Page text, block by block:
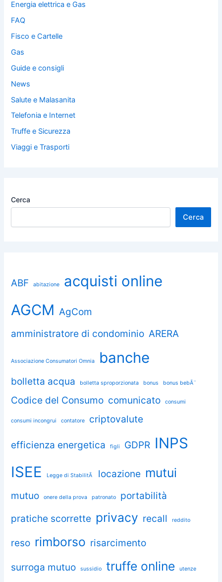
Energia elettrica e Gas
FAQ
Fisco e Cartelle
Gas
Guide e consigli
News
Salute e Malasanita
Telefonia e Internet
Truffe e Sicurezza
Viaggi e Trasporti
Cerca
Cerca
ABF abitazione
acquisti online
AGCM AgCom
amministratore di condominio ARERA
Associazione Consumatori Omnia banche
bolletta acqua bolletta sproporzionata bonus bonus bebÃ¨
Codice del Consumo comunicato consumi
consumi incongrui contatore criptovalute
efficienza energetica figli GDPR INPS
ISEE
Legge di StabilitÃ locazione mutui
mutuo onere della prova patronato
portabilità
pratiche scorrette privacy recall reddito
reso rimborso risarcimento
surroga mutuo sussidio truffe online utenze